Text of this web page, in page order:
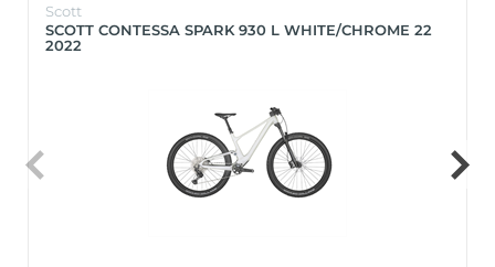
Scott
SCOTT CONTESSA SPARK 930 L WHITE/CHROME 22
2022